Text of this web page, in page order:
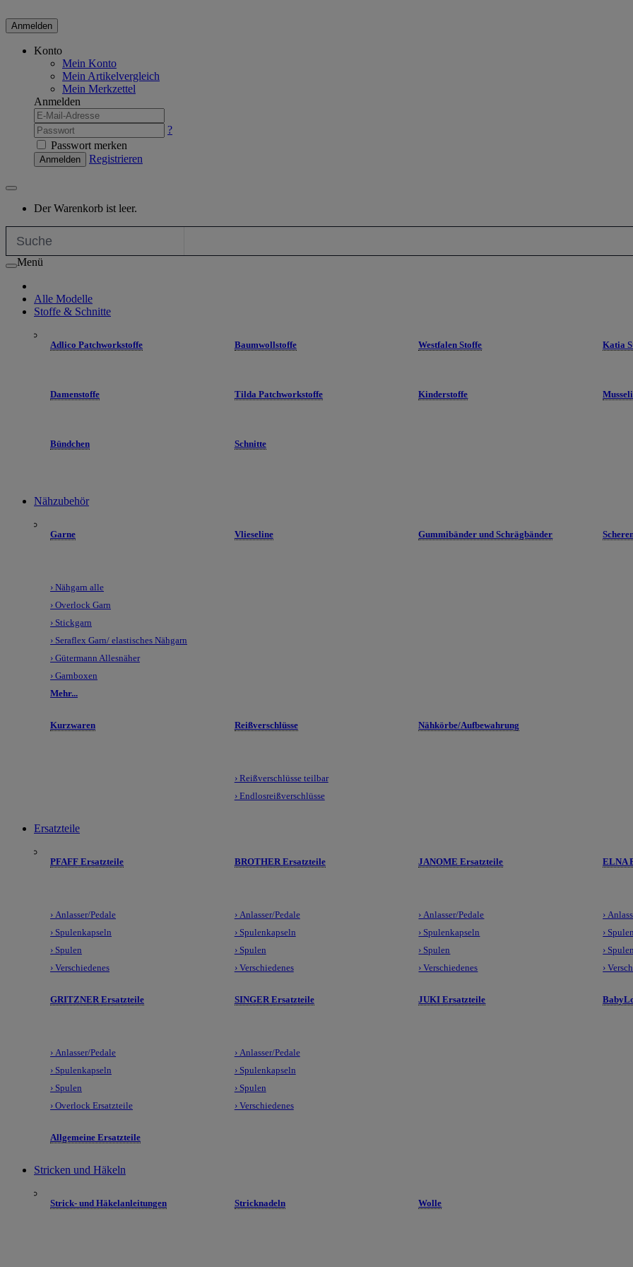
Anmelden
Konto
Mein Konto
Mein Artikelvergleich
Mein Merkzettel
Anmelden
?
Passwort merken
Anmelden Registrieren
Der Warenkorb ist leer.
Menü
Alle Modelle
Stoffe & Schnitte
Adlico Patchworkstoffe Baumwollstoffe Westfalen Stoffe Katia
Damenstoffe Tilda Patchworkstoffe Kinderstoffe
Bündchen Schnitte
Nähzubehör
Garne
› Nähgarn alle
› Overlock Garn
› Stickgarn
› Seraflex Garn/ elastisches Nähgarn
› Gütermann Allesnäher
› Garnboxen
Mehr...
Vlieseline Gummibänder und Schrägbänder
Kurzwaren Reißverschlüsse
› Reißverschlüsse teilbar
› Endlosreißverschlüsse
Nähkörbe/Aufbewahrung
Ersatzteile
PFAFF Ersatzteile
› Anlasser/Pedale
› Spulenkapseln
› Spulen
› Verschiedenes
BROTHER Ersatzteile
› Anlasser/Pedale
› Spulenkapseln
› Spulen
› Verschiedenes
JANOME Ersatzteile
› Anlasser/Pedale
› Spulenkapseln
› Spulen
› Verschiedenes
ELNA
›
›
› Spulen
›
GRITZNER Ersatzteile
› Anlasser/Pedale
› Spulenkapseln
› Spulen
› Overlock Ersatzteile
SINGER Ersatzteile
› Anlasser/Pedale
› Spulenkapseln
› Spulen
› Verschiedenes
JUKI Ersatzteile
Allgemeine Ersatzteile
Stricken und Häkeln
Strick- und Häkelanleitungen Stricknadeln Wolle